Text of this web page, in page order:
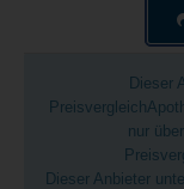
Dieser
nur
Dieser Anbieter